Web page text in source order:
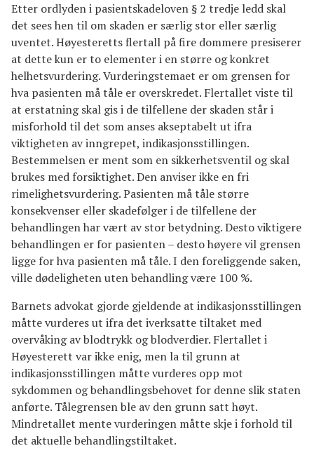
Etter ordlyden i pasientskadeloven § 2 tredje ledd skal
det sees hen til om skaden er særlig stor eller særlig
uventet. Høyesteretts flertall på fire dommere presiserer
at dette kun er to elementer i en større og konkret
helhetsvurdering. Vurderingstemaet er om grensen for
hva pasienten må tåle er overskredet. Flertallet viste til
at erstatning skal gis i de tilfellene der skaden står i
misforhold til det som anses akseptabelt ut ifra
viktigheten av inngrepet, indikasjonsstillingen.
Bestemmelsen er ment som en sikkerhetsventil og skal
brukes med forsiktighet. Den anviser ikke en fri
rimelighetsvurdering. Pasienten må tåle større
konsekvenser eller skadefølger i de tilfellene der
behandlingen har vært av stor betydning. Desto viktigere
behandlingen er for pasienten – desto høyere vil grensen
ligge for hva pasienten må tåle. I den foreliggende saken,
ville dødeligheten uten behandling være 100 %.
Barnets advokat gjorde gjeldende at indikasjonsstillingen
måtte vurderes ut ifra det iverksatte tiltaket med
overvåking av blodtrykk og blodverdier. Flertallet i
Høyesterett var ikke enig, men la til grunn at
indikasjonsstillingen måtte vurderes opp mot
sykdommen og behandlingsbehovet for denne slik staten
anførte. Tålegrensen ble av den grunn satt høyt.
Mindretallet mente vurderingen måtte skje i forhold til
det aktuelle behandlingstiltaket.